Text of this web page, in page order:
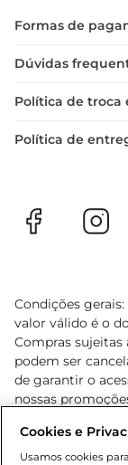
Peso: Vendido por quilo
momento
sua mesa
refeição.
Formas de
Dúvidas
Política de troca
Política de
Condições
valor válido é o
Compras
podem ser
de garantir o
nossas
cliente. Os
o e-commerce e
Cookies e
Usamos cookies